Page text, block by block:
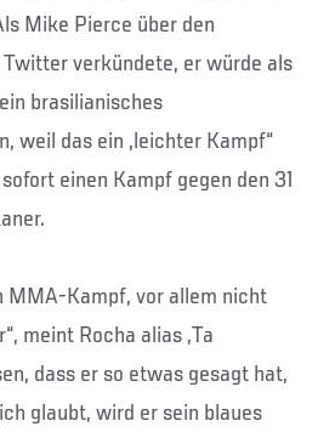
Mike Pierce über den
verkündete, er würde als
brasilianisches
weil das ein „leichter Kampf“
einen Kampf gegen den 31
MMA-Kampf, vor allem nicht
meint Rocha alias „Ta
dass er so etwas gesagt hat,
glaubt, wird er sein blaues